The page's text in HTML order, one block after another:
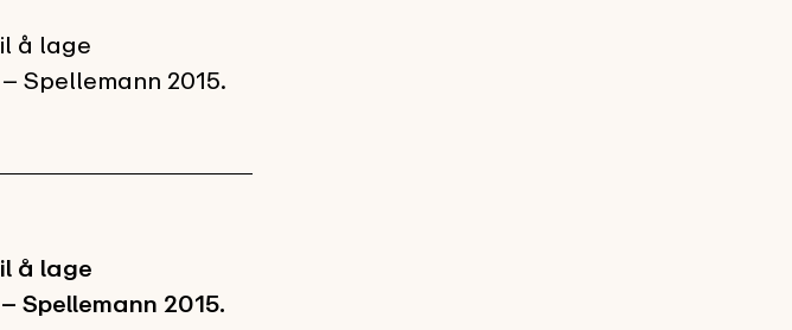
å lage
Spellemann 2015.
å lage
Spellemann 2015.